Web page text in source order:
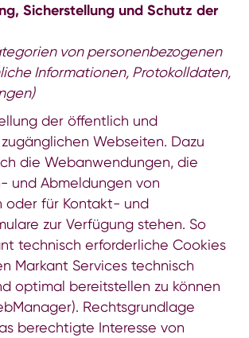
Sicherstellung und Schutz der
von personenbezogenen
Informationen, Protokolldaten,
der öffentlich und
Webseiten. Dazu
die Webanwendungen, die
und Abmeldungen von
oder für Kontakt- und
zur Verfügung stehen. So
technisch erforderliche Cookies
Markant Services technisch
optimal bereitstellen zu können
Rechtsgrundlage
berechtigte Interesse von